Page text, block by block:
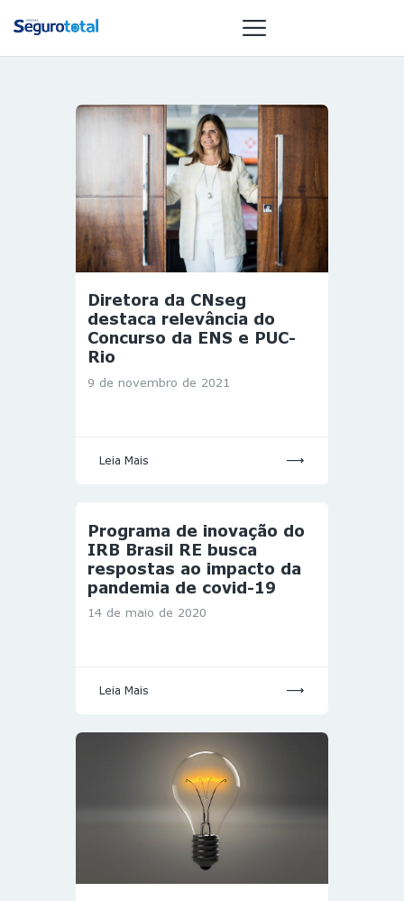
NOTÍCIAS
REVISTA
ESPECIAIS
GAIVOTA DE
OURO
ST SUMMIT
GESTORAS
HOMEST
HOME
Diretora da CNseg
destaca relevância do
Concurso da ENS e PUC-
Rio
9 de novembro de 2021
Leia Mais
Programa de inovação do
IRB Brasil RE busca
respostas ao impacto da
pandemia de covid-19
14 de maio de 2020
Leia Mais